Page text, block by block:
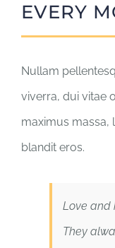
EVERY
Nullam
viverra, dui vitae
maximus
blandit eros.
Love and
They